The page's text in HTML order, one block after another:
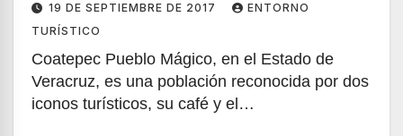
19 DE SEPTIEMBRE DE 2017
ENTORNO
TURÍSTICO
Coatepec Pueblo Mágico, en el Estado de
Veracruz, es una población reconocida por dos
iconos turísticos, su café y el…